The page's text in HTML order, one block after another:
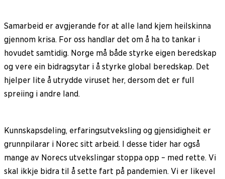
Samarbeid er avgjerande for at alle land kjem heilskinna
gjennom krisa. For oss handlar det om å ha to tankar i
hovudet samtidig. Norge må både styrke eigen beredskap
og vere ein bidragsytar i å styrke global beredskap. Det
hjelper lite å utrydde viruset her, dersom det er full
spreiing i andre land.
Kunnskapsdeling, erfaringsutveksling og gjensidigheit er
grunnpilarar i Norec sitt arbeid. I desse tider har også
mange av Norecs utvekslingar stoppa opp – med rette. Vi
skal ikkje bidra til å sette fart på pandemien. Vi er likevel